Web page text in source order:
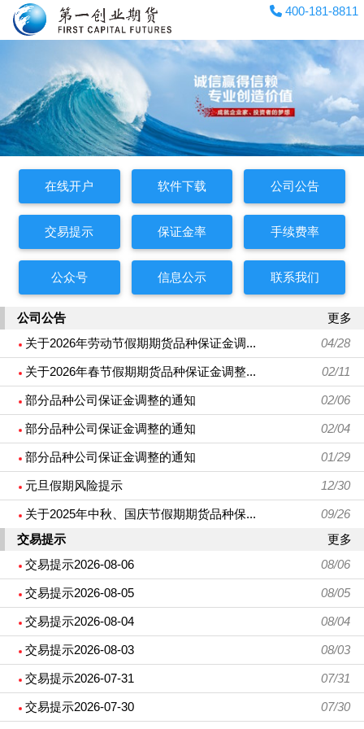
400-181-8811
在线开户 软件下载 公司公告
交易提示 保证金率 手续费率
公众号 信息公示 联系我们
公司公告
更多
04/28
关于2026年劳动节假期期货品种保证金调...
02/11
关于2026年春节假期期货品种保证金调整...
02/06
部分品种公司保证金调整的通知
02/04
部分品种公司保证金调整的通知
01/29
部分品种公司保证金调整的通知
12/30
元旦假期风险提示
09/26
关于2025年中秋、国庆节假期期货品种保...
交易提示
更多
08/06
交易提示2026-08-06
08/05
交易提示2026-08-05
08/04
交易提示2026-08-04
08/03
交易提示2026-08-03
07/31
交易提示2026-07-31
07/30
交易提示2026-07-30